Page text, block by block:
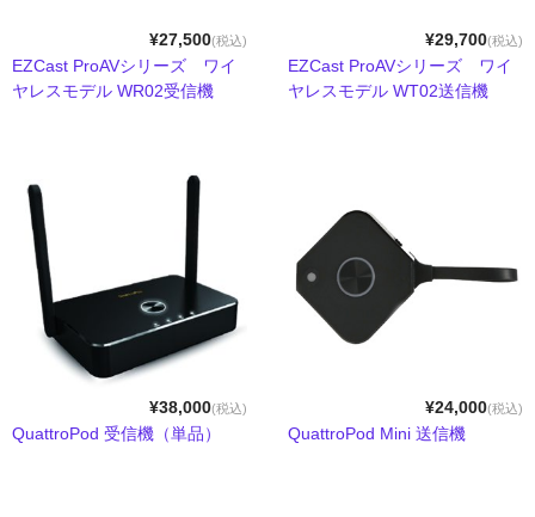
ケーブル＆変換アダプタ
デスクトップストレージセット
ドッキングステーション
ネットワークアダプタ
パソコン&PCサーバー
デスクトップドライブケース
メモリーカード
¥27,500(税込)
EZCast ProAVシリーズ ワイ
ヤレスモデル WR02受信機
¥29,700(税込)
EZCast ProAVシリーズ ワイ
ヤレスモデル WT02送信機
¥38,000(税込)
QuattroPod 受信機（単品）
¥24,000(税込)
QuattroPod Mini 送信機